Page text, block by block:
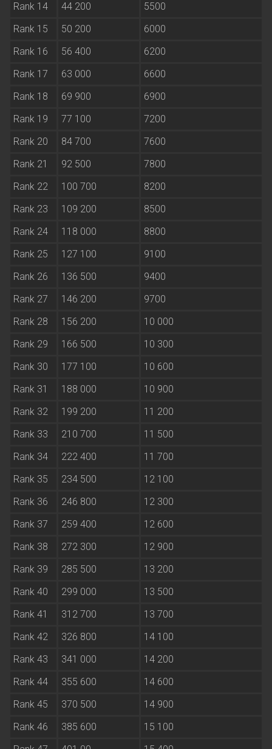
Rank 14
44 200
5500
Rank 15
50 200
6000
Rank 16
56 400
6200
Rank 17
63 000
6600
Rank 18
69 900
6900
Rank 19
77 100
7200
Rank 20
84 700
7600
Rank 21
92 500
7800
Rank 22
100 700
8200
Rank 23
109 200
8500
Rank 24
118 000
8800
Rank 25
127 100
9100
Rank 26
136 500
9400
Rank 27
146 200
9700
Rank 28
156 200
10 000
Rank 29
166 500
10 300
Rank 30
177 100
10 600
Rank 31
188 000
10 900
Rank 32
199 200
11 200
Rank 33
210 700
11 500
Rank 34
222 400
11 700
Rank 35
234 500
12 100
Rank 36
246 800
12 300
Rank 37
259 400
12 600
Rank 38
272 300
12 900
Rank 39
285 500
13 200
Rank 40
299 000
13 500
Rank 41
312 700
13 700
Rank 42
326 800
14 100
Rank 43
341 000
14 200
Rank 44
355 600
14 600
Rank 45
370 500
14 900
Rank 46
385 600
15 100